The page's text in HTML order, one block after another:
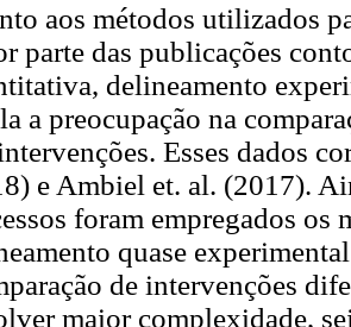
aos métodos utilizados
parte das publicações
delineamento
a preocupação na
Esses dados
e Ambiel et. al. (2017).
foram empregados
quase
de intervenções
maior complexidade,